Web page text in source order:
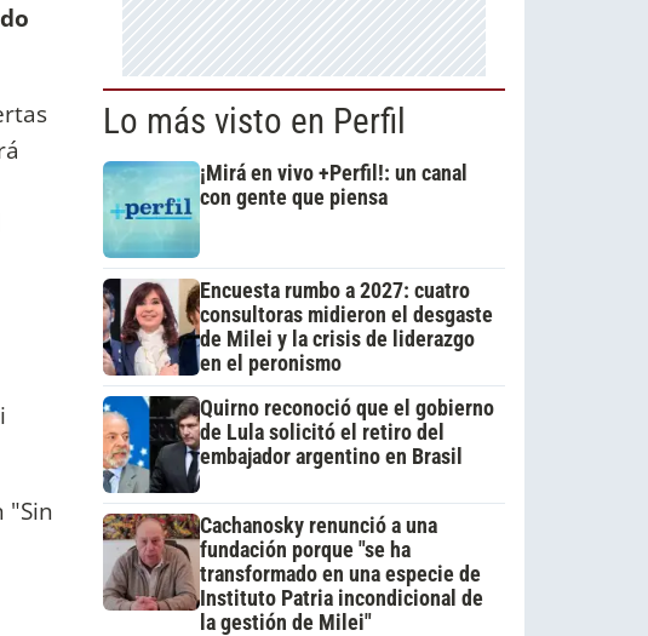
"Sin
Lo más visto en Perfil
¡Mirá en vivo +Perfil!: un canal
con gente que piensa
Encuesta rumbo a 2027: cuatro
consultoras midieron el desgaste
de Milei y la crisis de liderazgo
en el peronismo
Quirno reconoció que el gobierno
de Lula solicitó el retiro del
embajador argentino en Brasil
Cachanosky renunció a una
fundación porque "se ha
transformado en una especie de
Instituto Patria incondicional de
la gestión de Milei"